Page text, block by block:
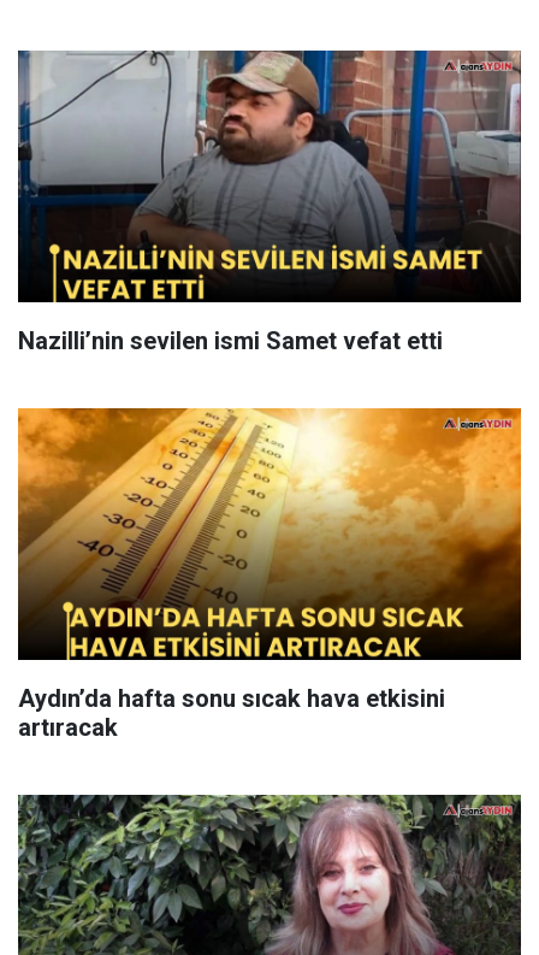
Nazilli’nin sevilen ismi Samet vefat etti
Aydın’da hafta sonu sıcak hava etkisini
artıracak